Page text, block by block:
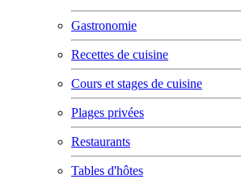
Gastronomie
Recettes de cuisine
Cours et stages de cuisine
Plages privées
Restaurants
Tables d'hôtes